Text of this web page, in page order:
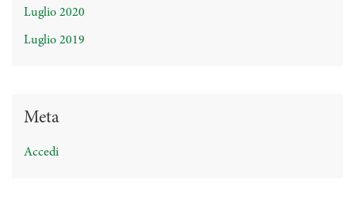
Luglio 2020
Luglio 2019
Meta
Accedi